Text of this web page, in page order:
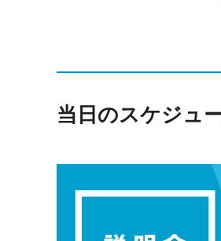
当日のスケジュ